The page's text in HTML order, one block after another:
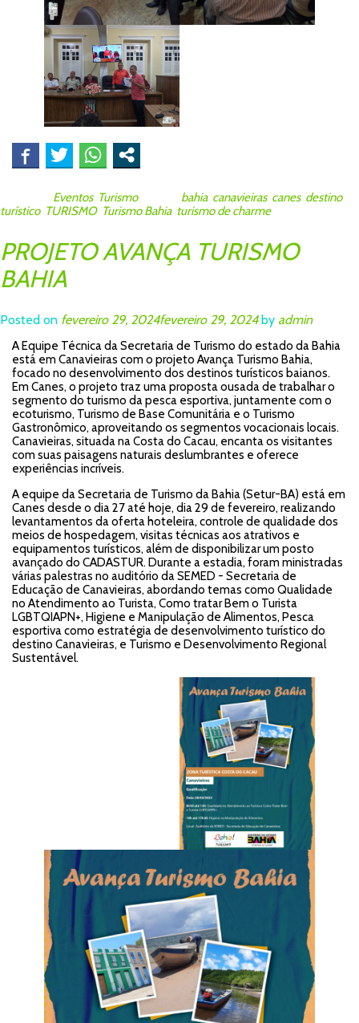
Eventos, TurismoTagged bahia, canavieiras, canes, destino
turístico, TURISMO, Turismo Bahia, turismo de charme
PROJETO AVANÇA TURISMO
BAHIA
Posted on fevereiro 29, 2024fevereiro 29, 2024by admin
A Equipe Técnica da Secretaria de Turismo do estado da Bahia
está em Canavieiras com o projeto Avança Turismo Bahia,
focado no desenvolvimento dos destinos turísticos baianos.
Em Canes, o projeto traz uma proposta ousada de trabalhar o
segmento do turismo da pesca esportiva, juntamente com o
ecoturismo, Turismo de Base Comunitária e o Turismo
Gastronômico, aproveitando os segmentos vocacionais locais.
Canavieiras, situada na Costa do Cacau, encanta os visitantes
com suas paisagens naturais deslumbrantes e oferece
experiências incríveis.
A equipe da Secretaria de Turismo da Bahia (Setur-BA) está em
Canes desde o dia 27 até hoje, dia 29 de fevereiro, realizando
levantamentos da oferta hoteleira, controle de qualidade dos
meios de hospedagem, visitas técnicas aos atrativos e
equipamentos turísticos, além de disponibilizar um posto
avançado do CADASTUR. Durante a estadia, foram ministradas
várias palestras no auditório da SEMED - Secretaria de
Educação de Canavieiras, abordando temas como Qualidade
no Atendimento ao Turista, Como tratar Bem o Turista
LGBTQIAPN+, Higiene e Manipulação de Alimentos, Pesca
esportiva como estratégia de desenvolvimento turístico do
destino Canavieiras, e Turismo e Desenvolvimento Regional
Sustentável.